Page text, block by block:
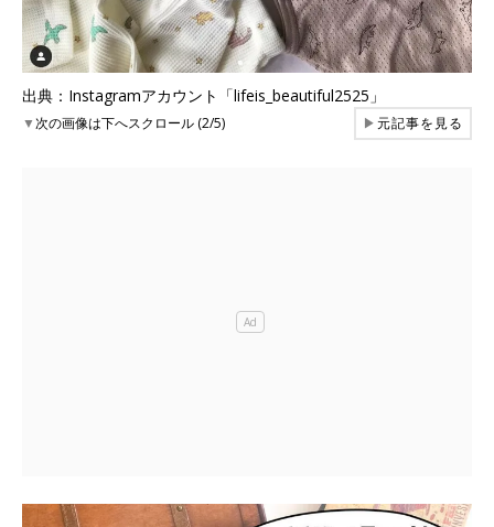
出典：Instagramアカウント「lifeis_beautiful2525」
▼次の画像は下へスクロール (2/5) ▶元記事を見る